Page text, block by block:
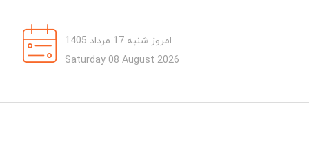
امروز شنبه 17 مرداد 1405
Saturday 08 August 2026